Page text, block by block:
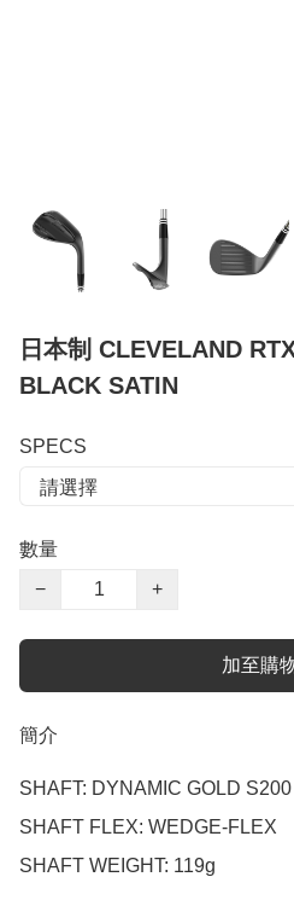
日本制 CLEVELAND
BLACK SATIN
SPECS
數量
−
+
加至購
簡介
SHAFT: DYNAMIC GOLD S200
SHAFT FLEX: WEDGE-FLEX
SHAFT WEIGHT: 119g